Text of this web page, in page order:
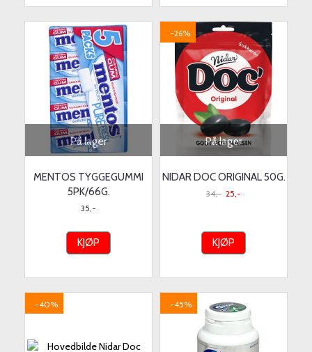
På lager
MENTOS TYGGEGUMMI
5PK/66G.
35,-
KJØP
På lager
-26%
NIDAR DOC ORIGINAL 50G.
34,- 25,-
KJØP
-40% -45%